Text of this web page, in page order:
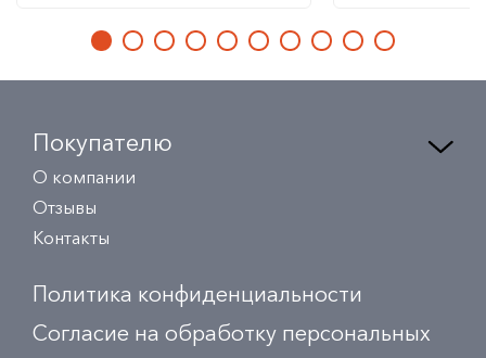
Покупателю
О компании
Отзывы
Контакты
Политика конфиденциальности
Согласие на обработку персональных